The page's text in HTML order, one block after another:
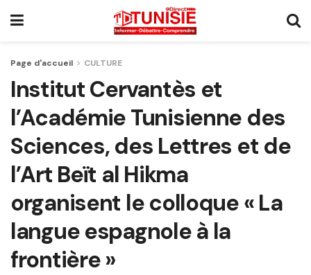
Page d'accueil CULTURE
Institut Cervantès et
l’Académie Tunisienne des
Sciences, des Lettres et de
l’Art Beït al Hikma
organisent le colloque « La
langue espagnole à la
frontière »